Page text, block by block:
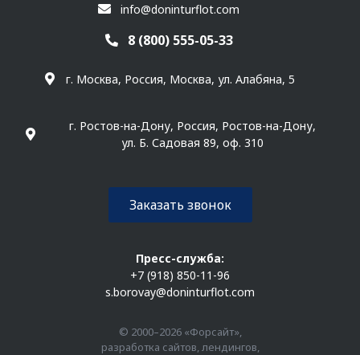
info@doninturflot.com
8 (800) 555-05-33
г. Москва, Россия, Москва, ул. Алабяна, 5
г. Ростов-на-Дону, Россия, Ростов-на-Дону,
ул. Б. Садовая 89, оф. 310
Заказать звонок
Пресс-служба:
+7 (918) 850-11-96
s.borovay@doninturflot.com
© 2000–2026 «Форсайт»,
разработка сайтов, лендингов,